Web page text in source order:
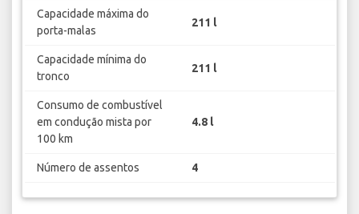
Capacidade máxima do
porta-malas
211 l
Capacidade mínima do
tronco
211 l
Consumo de combustível
em condução mista por
100 km
4.8 l
Número de assentos 4